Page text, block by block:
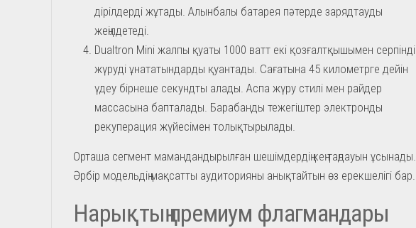
дірілдерді жұтады. Алынбалы батарея пәтерде зарядтауды
жеңілдетеді.
Dualtron Mini жалпы қуаты 1000 ватт екі қозғалтқышымен серпінді
жүруді ұнататындарды қуантады. Сағатына 45 километрге дейін
үдеу бірнеше секундты алады. Аспа жүру стилі мен райдер
массасына бапталады. Барабанды тежегіштер электронды
рекуперация жүйесімен толықтырылады.
Орташа сегмент мамандандырылған шешімдердің кең таңдауын ұсынады.
Әрбір модельдің мақсатты аудиторияны анықтайтын өз ерекшелігі бар.
Нарықтың премиум флагмандары